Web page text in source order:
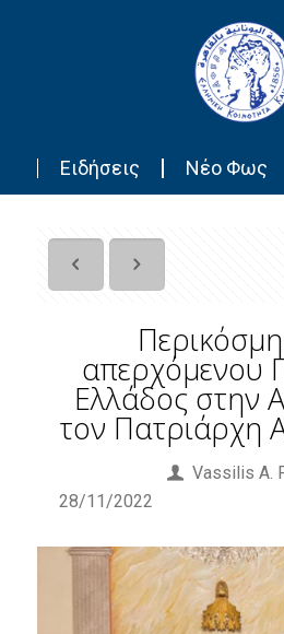
Ειδήσεις Νέο Φως
απερχόμενου
Ελλάδος στην
τον Πατριάρχη
Vassilis Α.
28/11/2022